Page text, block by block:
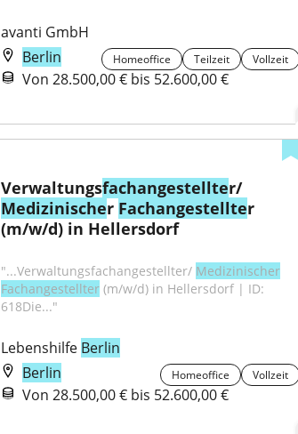
avanti GmbH
Berlin
Homeoffice Teilzeit Vollzeit
Von 28.500,00 € bis 52.600,00 €
Verwaltungsfachangestellte
r/
Medizinischer Fachangestellter
(m/w/d) in Hellersdorf
"...Verwaltungsfachangestellter/ Medizinischer
Fachangestellter (m/w/d) in Hellersdorf | ID:
618Die..."
Lebenshilfe Berlin
Berlin
Homeoffice Vollzeit
Von 28.500,00 € bis 52.600,00 €